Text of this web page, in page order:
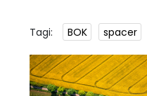
Tagi: BOK spacer